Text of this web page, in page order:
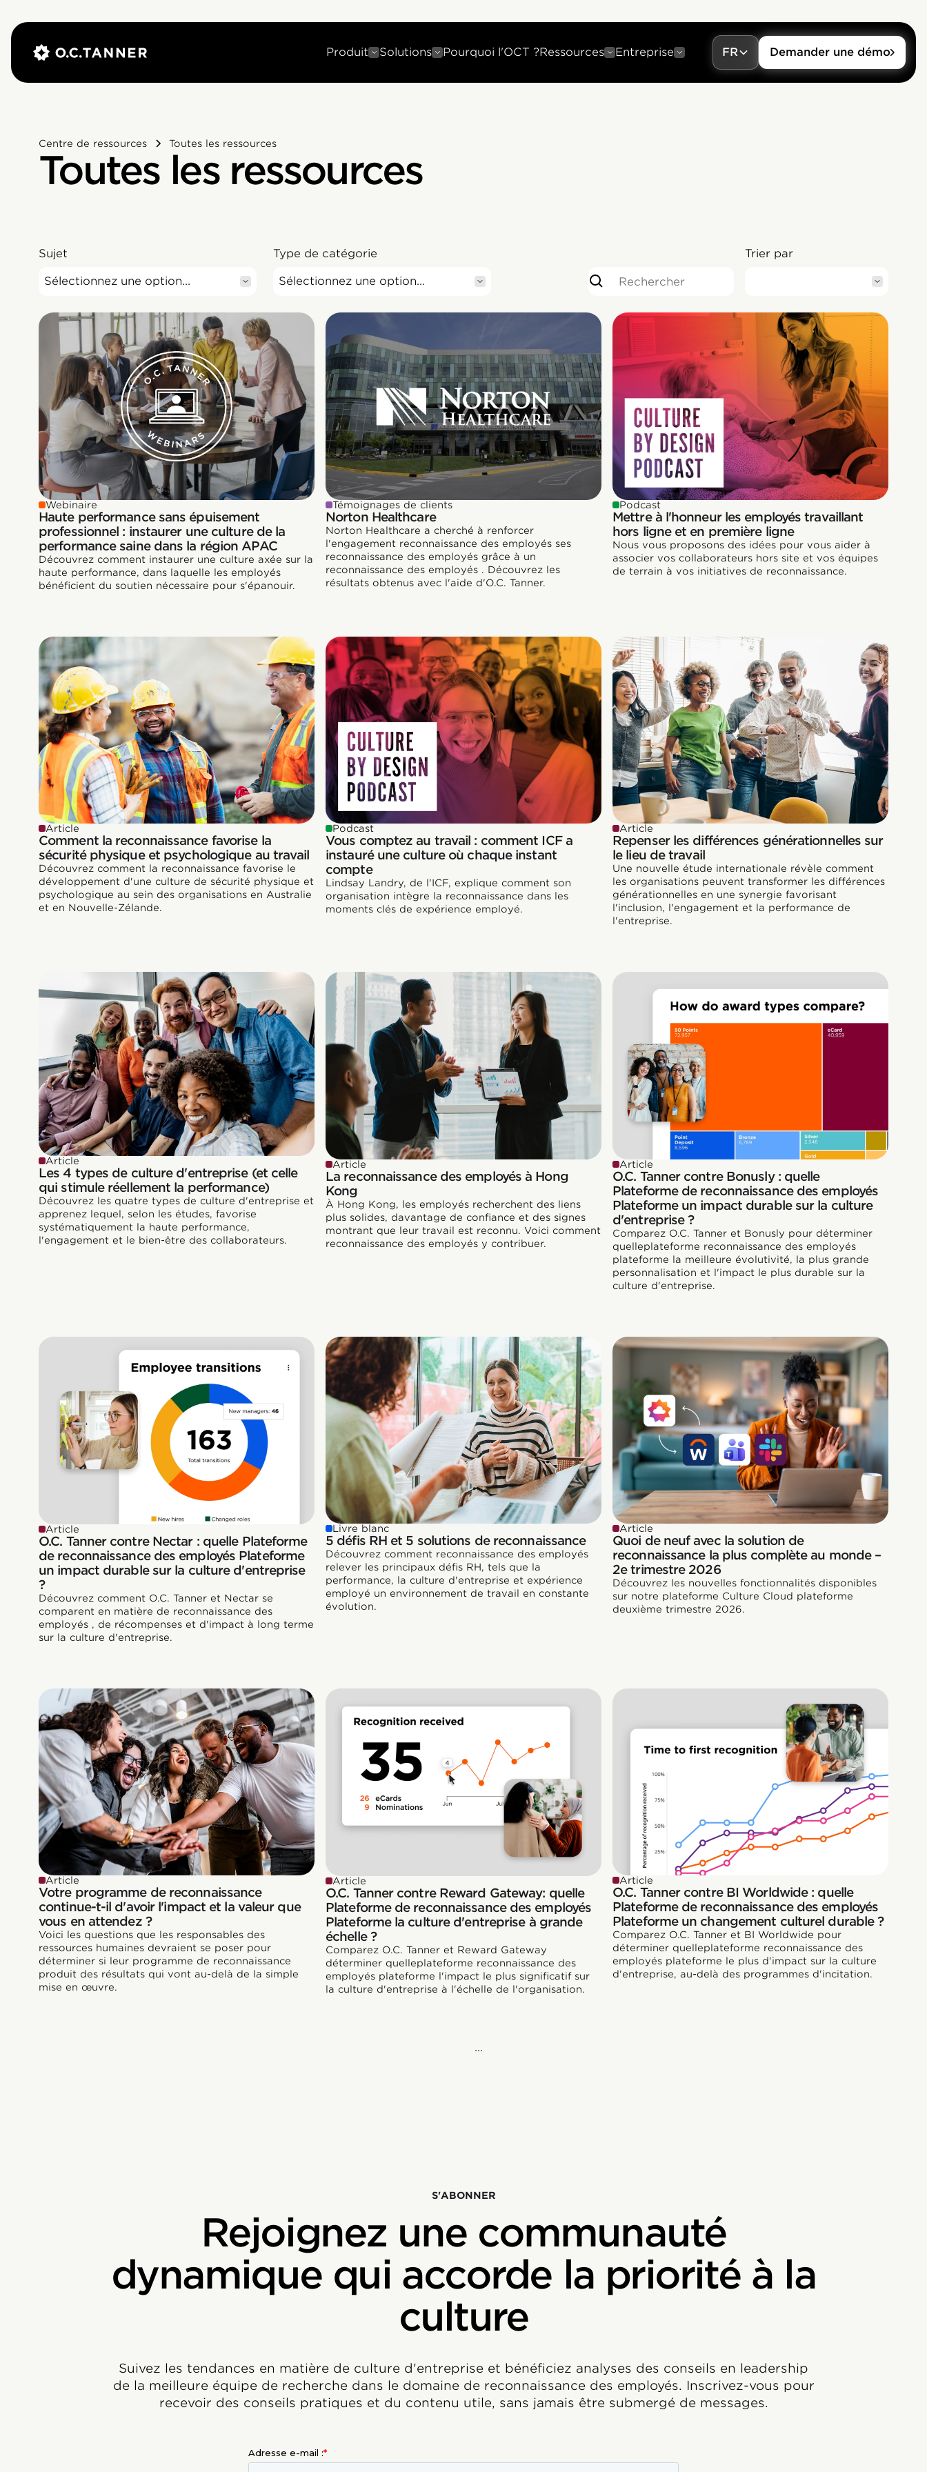
Produit Solutions Pourquoi l'OCT ?Ressources Entreprise FR Demander une démo
Centre de ressources Toutes les ressources
Toutes les ressources
Sujet
Sélectionnez une option...
Type de catégorie
Sélectionnez une option...
Trier par
Webinaire
Haute performance sans épuisement
professionnel : instaurer une culture de la
performance saine dans la région APAC
Découvrez comment instaurer une culture axée sur la
haute performance, dans laquelle les employés
bénéficient du soutien nécessaire pour s'épanouir.
Témoignages de clients
Norton Healthcare
Norton Healthcare a cherché à renforcer
l'engagement reconnaissance des employés ses
reconnaissance des employés grâce à un
reconnaissance des employés . Découvrez les
résultats obtenus avec l'aide d'O.C. Tanner.
Podcast
Mettre à l'honneur les employés travaillant
hors ligne et en première ligne
Nous vous proposons des idées pour vous aider à
associer vos collaborateurs hors site et vos équipes
de terrain à vos initiatives de reconnaissance.
Article
Comment la reconnaissance favorise la
sécurité physique et psychologique au travail
Découvrez comment la reconnaissance favorise le
développement d'une culture de sécurité physique et
psychologique au sein des organisations en Australie
et en Nouvelle-Zélande.
Podcast
Vous comptez au travail : comment ICF a
instauré une culture où chaque instant
compte
Lindsay Landry, de l'ICF, explique comment son
organisation intègre la reconnaissance dans les
moments clés de expérience employé.
Article
Repenser les différences générationnelles sur
le lieu de travail
Une nouvelle étude internationale révèle comment
les organisations peuvent transformer les différences
générationnelles en une synergie favorisant
l'inclusion, l'engagement et la performance de
l'entreprise.
Article
Les 4 types de culture d'entreprise (et celle
qui stimule réellement la performance)
Découvrez les quatre types de culture d'entreprise et
apprenez lequel, selon les études, favorise
systématiquement la haute performance,
l'engagement et le bien-être des collaborateurs.
Article
La reconnaissance des employés à Hong
Kong
À Hong Kong, les employés recherchent des liens
plus solides, davantage de confiance et des signes
montrant que leur travail est reconnu. Voici comment
reconnaissance des employés y contribuer.
Article
O.C. Tanner contre Bonusly : quelle
Plateforme de reconnaissance des employés
Plateforme un impact durable sur la culture
d'entreprise ?
Comparez O.C. Tanner et Bonusly pour déterminer
quelleplateforme reconnaissance des employés
plateforme la meilleure évolutivité, la plus grande
personnalisation et l'impact le plus durable sur la
culture d'entreprise.
Article
O.C. Tanner contre Nectar : quelle Plateforme
de reconnaissance des employés Plateforme
un impact durable sur la culture d'entreprise
?
Découvrez comment O.C. Tanner et Nectar se
comparent en matière de reconnaissance des
employés , de récompenses et d'impact à long terme
sur la culture d'entreprise.
Livre blanc
5 défis RH et 5 solutions de reconnaissance
Découvrez comment reconnaissance des employés
relever les principaux défis RH, tels que la
performance, la culture d'entreprise et expérience
employé un environnement de travail en constante
évolution.
Article
Quoi de neuf avec la solution de
reconnaissance la plus complète au monde –
2e trimestre 2026
Découvrez les nouvelles fonctionnalités disponibles
sur notre plateforme Culture Cloud plateforme
deuxième trimestre 2026.
Article
Votre programme de reconnaissance
continue-t-il d'avoir l'impact et la valeur que
vous en attendez ?
Voici les questions que les responsables des
ressources humaines devraient se poser pour
déterminer si leur programme de reconnaissance
produit des résultats qui vont au-delà de la simple
mise en œuvre.
Article
O.C. Tanner contre Reward Gateway: quelle
Plateforme de reconnaissance des employés
Plateforme la culture d'entreprise à grande
échelle ?
Comparez O.C. Tanner et Reward Gateway
déterminer quelleplateforme reconnaissance des
employés plateforme l'impact le plus significatif sur
la culture d'entreprise à l'échelle de l'organisation.
Article
O.C. Tanner contre BI Worldwide : quelle
Plateforme de reconnaissance des employés
Plateforme un changement culturel durable ?
Comparez O.C. Tanner et BI Worldwide pour
déterminer quelleplateforme reconnaissance des
employés plateforme le plus d'impact sur la culture
d'entreprise, au-delà des programmes d'incitation.
...
S'ABONNER
Rejoignez une communauté
dynamique qui accorde la priorité à la
culture
Suivez les tendances en matière de culture d'entreprise et bénéficiez analyses des conseils en leadership
de la meilleure équipe de recherche dans le domaine de reconnaissance des employés. Inscrivez-vous pour
recevoir des conseils pratiques et du contenu utile, sans jamais être submergé de messages.